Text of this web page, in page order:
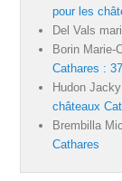
pour les
Del Vals
Borin Marie-
Cathares :
Hudon Jacky
châteaux
Brembilla
Cathares